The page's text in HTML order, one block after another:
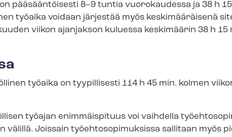
pääsääntöisesti 8–9 tuntia vuorokaudessa ja 38 h
työaika voidaan järjestää myös keskimääräisenä
viikon ajanjakson kuluessa keskimäärin 38 h 15
työaika on tyypillisesti 114 h 45 min. kolmen
työajan enimmäispituus voi vaihdella
välillä. Joissain työ­eh­to­so­pi­muk­sis­sa sallitaan myös